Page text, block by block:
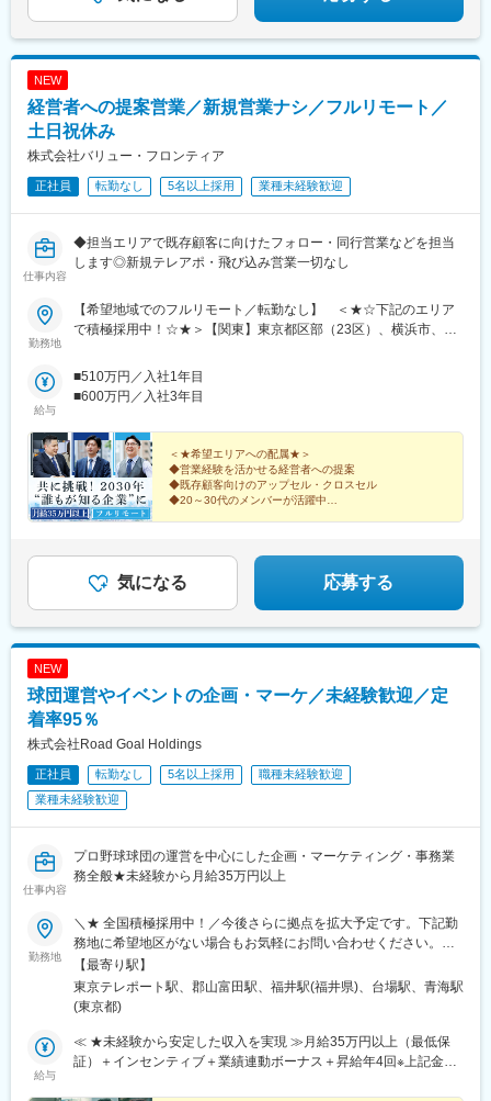
駅、保原駅、会津若松駅、南鳥海駅、鶴岡駅、赤湯駅、卸町駅(宮
大阪空港駅(大阪モノレール)、富雄駅、芳賀台駅、安芸駅、土佐山
田駅、広電廿日市駅、上保原駅、大江橋駅、球場前駅(高知県)、山
陽女学園前駅
▼続きは特集記事へ▼
NEW
経営者への提案営業／新規営業ナシ／フルリモート／
土日祝休み
株式会社バリュー・フロンティア
正社員 転勤なし 5名以上採用 業種未経験歓迎
仕事内容
◆担当エリアで既存顧客に向けたフォロー・同行営業などを担当
します◎新規テレアポ・飛び込み営業一切なし
勤務地
【希望地域でのフルリモート／転勤なし】 ＜★☆下記のエリア
で積極採用中！☆★＞【関東】東京都区部（23区）、横浜市、川
市、新潟市【北海道・東北】札幌市、仙台市【中国・九州】広島
市、岡山市、福岡市、北九州市、熊本市◎上記のエリアに通える
方は大歓迎です！＝＝＝日本全国希望エリアへの配属です。テレ
はオンラインで実施するケースもございます。必要な際はカーシ
ェアサービス（タイムズカー）も利用いただけます。※業務に必要
な機材などは会社が支給します※居住地以外での勤務をご希望の方
は選考時にご相談ください＝＝＝■配属エリアによっては大阪の本
社で研修や業務を行う場合もあります。※月に1回本社での社内会
ビル9階＜アクセス＞・大阪メトロ御堂筋線「西中島南方」駅から
徒歩10分・各線「新大阪」駅から徒歩14分
給与
■510万円／入社1年目
■600万円／入社3年目
＜★希望エリアへの配属★＞
◆営業経験を活かせる経営者への提案
◆既存顧客向けのアップセル・クロスセル
◆20～30代のメンバーが活躍中
気になる 応募する
NEW
球団運営やイベントの企画・マーケ／未経験歓迎／定
着率95％
株式会社Road Goal Holdings
正社員 転勤なし 5名以上採用
職種未経験歓迎
業種未経験歓迎
仕事内容
プロ野球球団の運営を中心にした企画・マーケティング・事務業
務全般★未経験から月給35万円以上
勤務地
＼★ 全国積極採用中！／今後さらに拠点を拡大予定です。下記勤
務地に希望地区がない場合もお気軽にお問い合わせください。≪
希望に沿わない転勤なし ★ 東京を拠点に地方都市に貢献≫■東京
本社／東京都江東区青海1-1-20 ダイバーシティ東京 オフィスタワ
ー 12F■東北オフィス／福島県郡山市八山田3丁目22■北陸オフィ
【最寄り駅】
東京テレポート駅、郡山富田駅、福井駅(福井県)、台場駅、青海駅
(東京都)
給与
≪ ★未経験から安定した収入を実現 ≫月給35万円以上（最低保
証）＋インセンティブ＋業績連動ボーナス＋昇給年4回※上記金額